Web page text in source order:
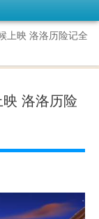
上映 洛洛历险记全
洛洛历险